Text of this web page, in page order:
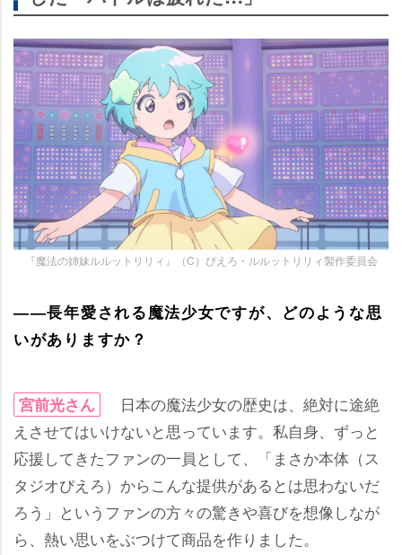
『魔法の姉妹ルルットリリィ』（C）ぴえろ・ルルットリリィ製作委員会
――長年愛される魔法少女ですが、どのような思
いがありますか？
宮前光さん
日本の魔法少女の歴史は、絶対に途絶
えさせてはいけないと思っています。私自身、ずっと
応援してきたファンの一員として、「まさか本体（ス
タジオぴえろ）からこんな提供があるとは思わないだ
ろう」というファンの方々の驚きや喜びを想像しなが
ら、熱い思いをぶつけて商品を作りました。